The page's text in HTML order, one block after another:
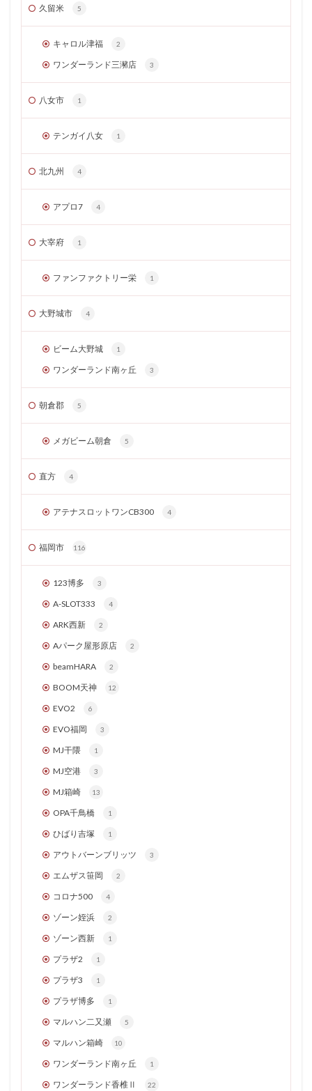
久留米 5
キャロル津福 2
ワンダーランド三瀦店 3
八女市 1
テンガイ八女 1
北九州 4
アプロ7 4
大宰府 1
ファンファクトリー栄 1
大野城市 4
ビーム大野城 1
ワンダーランド南ヶ丘 3
朝倉郡 5
メガビーム朝倉 5
直方 4
アテナスロットワンCB300 4
福岡市 116
123博多 3
A-SLOT333 4
ARK西新 2
Aパーク屋形原店 2
beamHARA 2
BOOM天神 12
EVO2 6
EVO福岡 3
MJ干隈 1
MJ空港 3
MJ箱崎 13
OPA千鳥橋 1
ひばり吉塚 1
アウトバーンブリッツ 3
エムザス笹岡 2
コロナ500 4
ゾーン姪浜 2
ゾーン西新 1
プラザ2 1
プラザ3 1
プラザ博多 1
マルハン二又瀬 5
マルハン箱崎 10
ワンダーランド南ヶ丘 1
ワンダーランド香椎Ⅱ 22